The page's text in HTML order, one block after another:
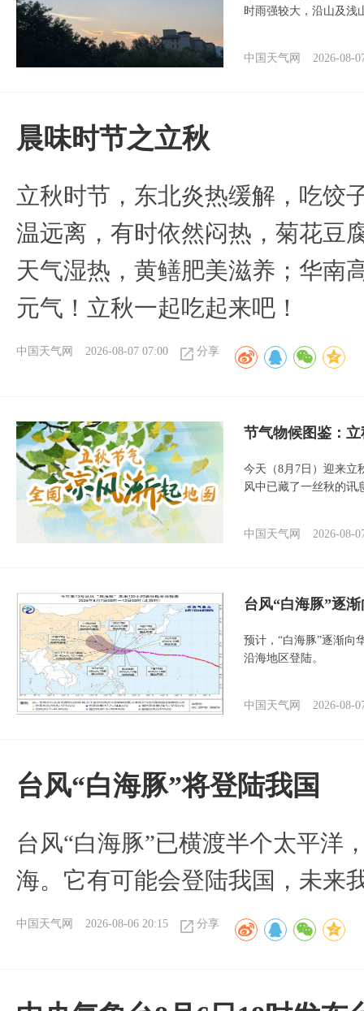
时雨强较大，沿山及浅
中国天气网 2026-08-
晨味时节之立秋
立秋时节，东北炎热缓解，吃饺
温远离，有时依然闷热，菊花豆
天气湿热，黄鳝肥美滋养；华南
元气！立秋一起吃起来吧！
中国天气网 2026-08-07 07:00 分享
节气物候图鉴：
今天（8月7日）迎来立
风中已藏了一丝秋的讯
中国天气网 2026-08-
台风“白海豚”逐
预计，“白海豚”逐渐向
沿海地区登陆。
中国天气网 2026-08-
台风“白海豚”将登陆我国
台风“白海豚”已横渡半个太平洋
海。它有可能会登陆我国，未来
中国天气网 2026-08-06 20:15 分享